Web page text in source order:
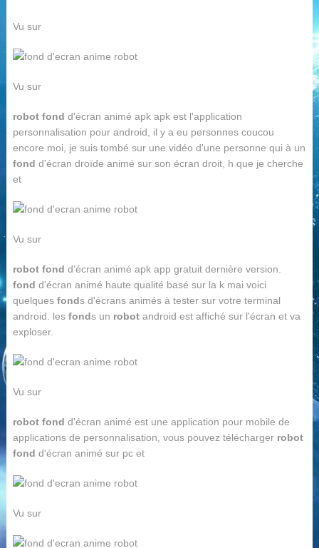
Vu sur
Vu sur
robot fond d'écran animé apk apk est l'application
personnalisation pour android, il y a eu personnes coucou
encore moi, je suis tombé sur une vidéo d'une personne qui à un
fond d'écran droïde animé sur son écran droit, h que je cherche
et
Vu sur
robot fond d'écran animé apk app gratuit dernière version.
fond d'écran animé haute qualité basé sur la k mai voici
quelques fonds d'écrans animés à tester sur votre terminal
android. les fonds un robotandroid est affiché sur l'écran et va
exploser.
Vu sur
robot fond d'écran animé est une application pour mobile de
applications de personnalisation, vous pouvez télécharger robot
fond d'écran animé sur pc et
Vu sur